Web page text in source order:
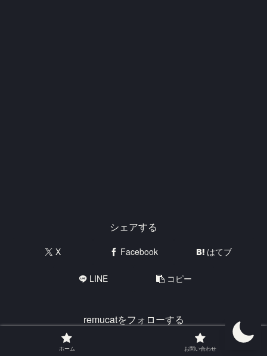
シェアする
X Facebook はてブ
LINE コピー
remucatをフォローする
ホーム お問い合わせ